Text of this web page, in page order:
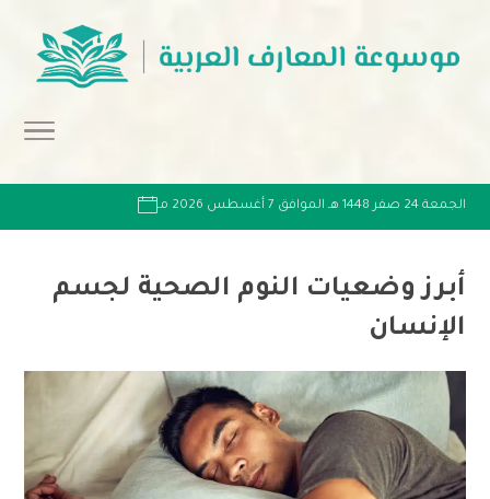
الجمعة 24 صفر 1448 هـ الموافق 7 أغسطس 2026 مـ
أبرز وضعيات النوم الصحية لجسم
الإنسان